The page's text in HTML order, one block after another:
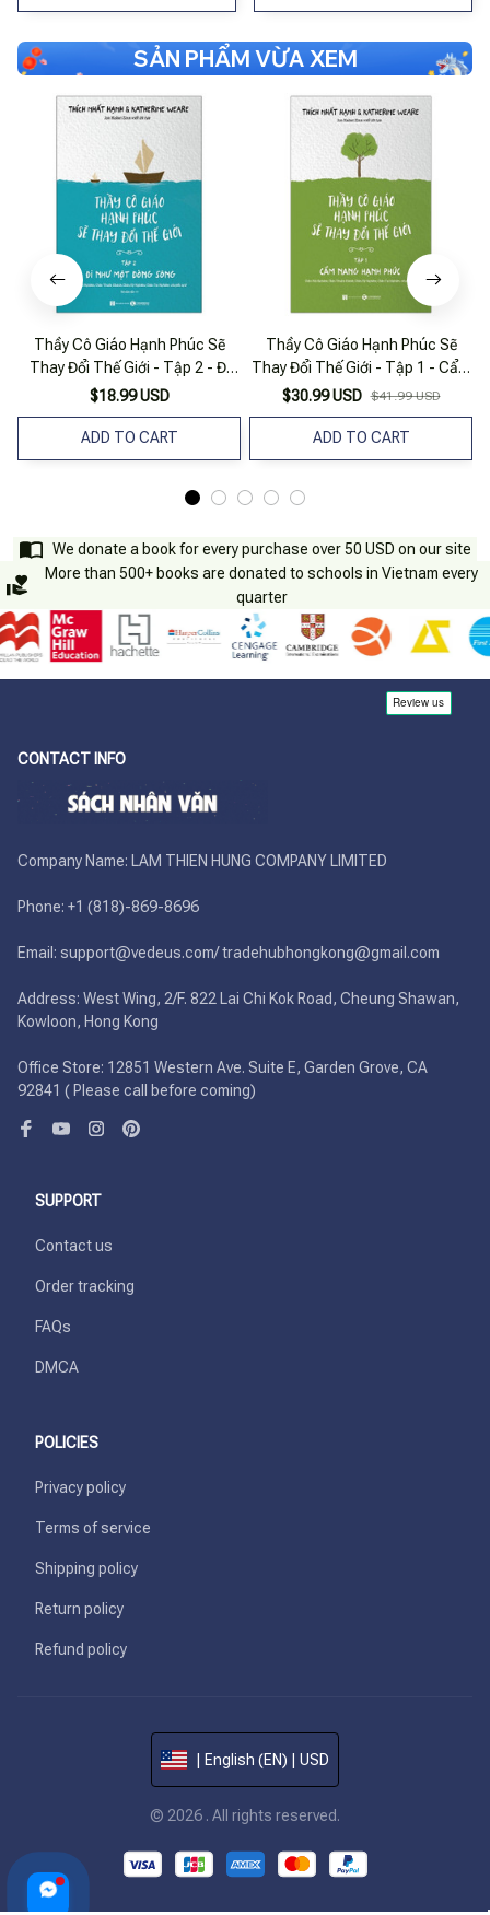
SẢN PHẨM VỪA XEM
Thầy Cô Giáo Hạnh Phúc Sẽ
Thay Đổi Thế Giới - Tập 2 - Đi
Như Một Dòng Sông (tái Bản
2021)
$18.99 USD
ADD TO CART
Thầy Cô Giáo Hạnh Phúc Sẽ
Thay Đổi Thế Giới - Tập 1 - Cẩm
Nang Hạnh Phúc (Tái Bản 2025)
$30.99 USD $41.99 USD
ADD TO CART
We donate a book for every purchase over 50 USD on our site
More than 500+ books are donated to schools in Vietnam every
quarter
CONTACT INFO
Company Name: LAM THIEN HUNG COMPANY LIMITED
Phone: +1 (818)-869-8696
Email: support@vedeus.com/ tradehubhongkong@gmail.com
Address: West Wing, 2/F. 822 Lai Chi Kok Road, Cheung Shawan,
Kowloon, Hong Kong
Office Store: 12851 Western Ave. Suite E, Garden Grove, CA
92841 ( Please call before coming)
SUPPORT
Contact us
Order tracking
FAQs
DMCA
POLICIES
Privacy policy
Terms of service
Shipping policy
Return policy
Refund policy
| English (EN) | USD
© 2026 . All rights reserved.